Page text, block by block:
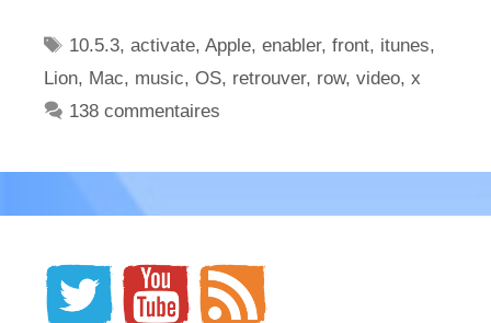
Étiquettes
10.5.3,activate,Apple,enabler,front, itunes,
Lion, Mac, music, OS, retrouver, row, video, x
138 commentaires